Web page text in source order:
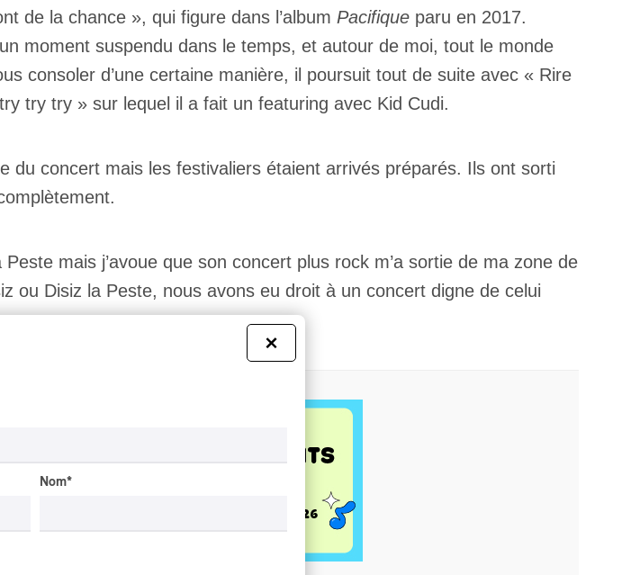
de la chance », qui figure dans l’album Pacifique paru en 2017.
moment suspendu dans le temps, et autour de moi, tout le monde
consoler d’une certaine manière, il poursuit tout de suite avec « Rire
try try » sur lequel il a fait un featuring avec Kid Cudi.
du concert mais les festivaliers étaient arrivés préparés. Ils ont sorti
mais j’avoue que son concert plus rock m’a sortie de ma zone de
ou Disiz la Peste, nous avons eu droit à un concert digne de celui
×
Nom*